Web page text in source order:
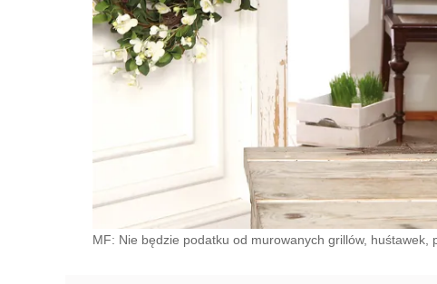
MF: Nie będzie podatku od murowanych grillów, huśtawek,